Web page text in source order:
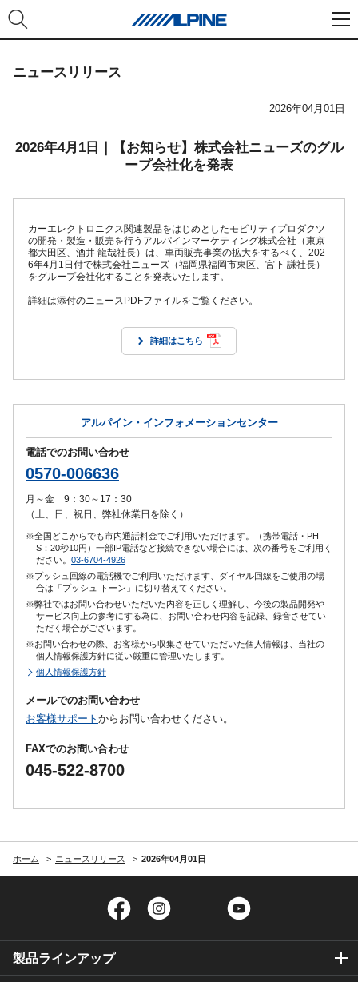
ニュースリリース
2026年04月01日
2026年4月1日｜【お知らせ】株式会社ニューズのグル
ープ会社化を発表
カーエレクトロニクス関連製品をはじめとしたモビリティプロダクツ
の開発・製造・販売を行うアルパインマーケティング株式会社（東京
都大田区、酒井 龍哉社長）は、車両販売事業の拡大をするべく、202
6年4月1日付で株式会社ニューズ（福岡県福岡市東区、宮下 謙社長）
をグループ会社化することを発表いたします。
詳細は添付のニュースPDFファイルをご覧ください。
詳細はこちら
アルパイン・インフォメーションセンター
電話でのお問い合わせ
0570-006636
月～金 9：30～17：30
（土、日、祝日、弊社休業日を除く）
※全国どこからでも市内通話料金でご利用いただけます。（携帯電話・PH
S：20秒10円）一部IP電話など接続できない場合には、次の番号をご利用く
ださい。 03-6704-4926
※プッシュ回線の電話機でご利用いただけます、ダイヤル回線をご使用の場
合は「プッシュ トーン」に切り替えてください。
※弊社ではお問い合わせいただいた内容を正しく理解し、今後の製品開発や
サービス向上の参考にする為に、お問い合わせ内容を記録、録音させてい
ただく場合がございます。
※お問い合わせの際、お客様から収集させていただいた個人情報は、当社の
個人情報保護方針に従い厳重に管理いたします。
個人情報保護方針
メールでのお問い合わせ
お客様サポート からお問い合わせください。
FAXでのお問い合わせ
045-522-8700
ホーム ニュースリリース 2026年04月01日
Facebook Twitter
製品ラインアップ